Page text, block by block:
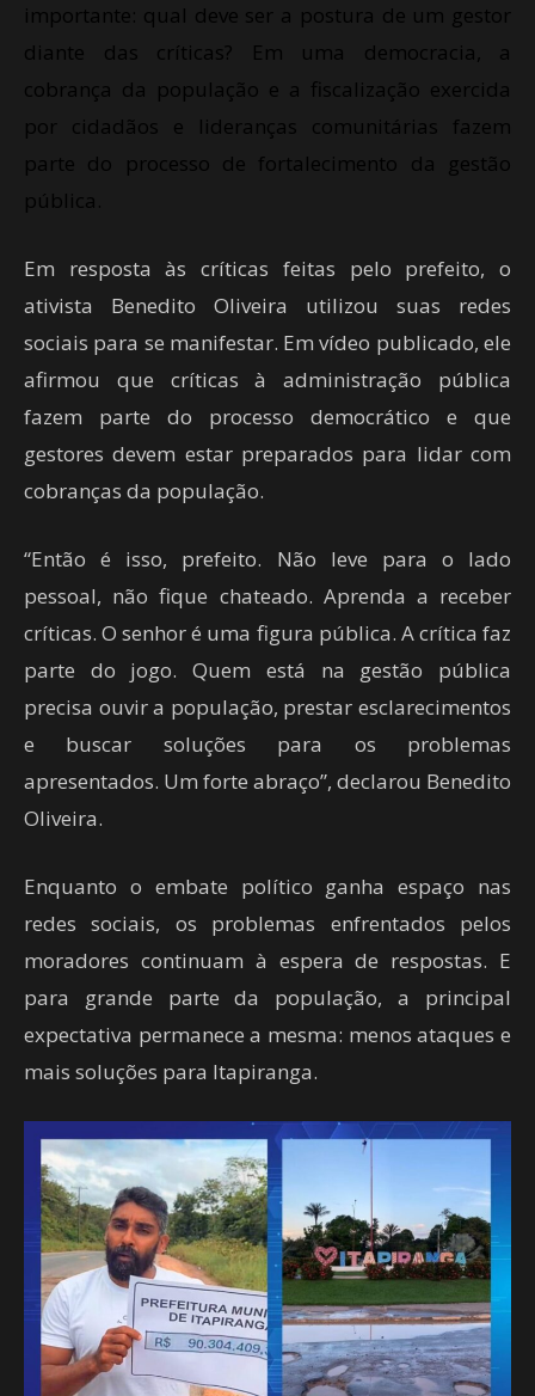
importante: qual deve ser a postura de um gestor
diante das críticas? Em uma democracia, a
cobrança da população e a fiscalização exercida
por cidadãos e lideranças comunitárias fazem
parte do processo de fortalecimento da gestão
pública.
Em resposta às críticas feitas pelo prefeito, o
ativista Benedito Oliveira utilizou suas redes
sociais para se manifestar. Em vídeo publicado, ele
afirmou que críticas à administração pública
fazem parte do processo democrático e que
gestores devem estar preparados para lidar com
cobranças da população.
“Então é isso, prefeito. Não leve para o lado
pessoal, não fique chateado. Aprenda a receber
críticas. O senhor é uma figura pública. A crítica faz
parte do jogo. Quem está na gestão pública
precisa ouvir a população, prestar esclarecimentos
e buscar soluções para os problemas
apresentados. Um forte abraço”, declarou Benedito
Oliveira.
Enquanto o embate político ganha espaço nas
redes sociais, os problemas enfrentados pelos
moradores continuam à espera de respostas. E
para grande parte da população, a principal
expectativa permanece a mesma: menos ataques e
mais soluções para Itapiranga.